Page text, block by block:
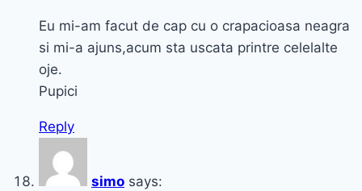
Eu mi-am facut de cap cu o crapacioasa neagra
si mi-a ajuns,acum sta uscata printre celelalte
oje.
Pupici
Reply
simo says: